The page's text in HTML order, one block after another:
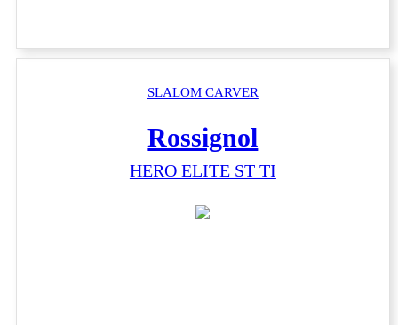
SLALOM CARVER
Rossignol
HERO ELITE ST TI